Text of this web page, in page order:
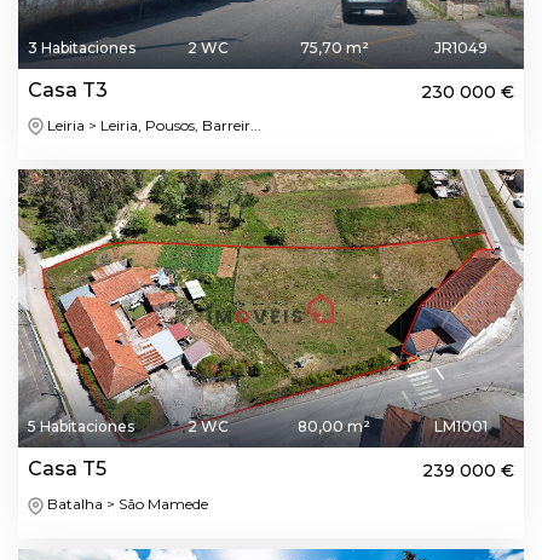
3 Habitaciones 2 WC 75,70 m² JR1049
Casa T3 230 000 €
Leiria > Leiria, Pousos, Barreir...
5 Habitaciones 2 WC 80,00 m² LM1001
Casa T5 239 000 €
Batalha > São Mamede